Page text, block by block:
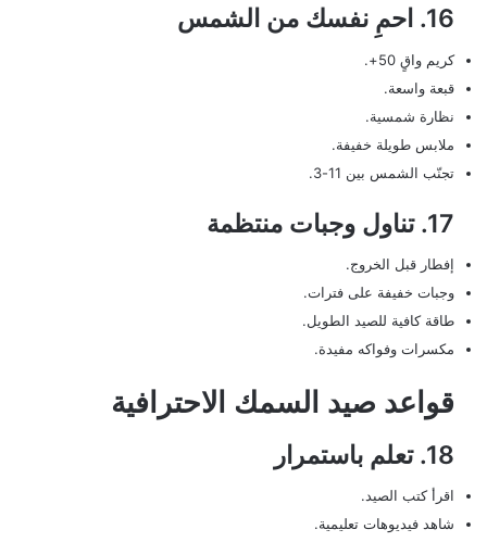
16. احمِ نفسك من الشمس
كريم واقٍ 50+.
قبعة واسعة.
نظارة شمسية.
ملابس طويلة خفيفة.
تجنّب الشمس بين 11-3.
17. تناول وجبات منتظمة
إفطار قبل الخروج.
وجبات خفيفة على فترات.
طاقة كافية للصيد الطويل.
مكسرات وفواكه مفيدة.
قواعد صيد السمك الاحترافية
18. تعلم باستمرار
اقرأ كتب الصيد.
شاهد فيديوهات تعليمية.